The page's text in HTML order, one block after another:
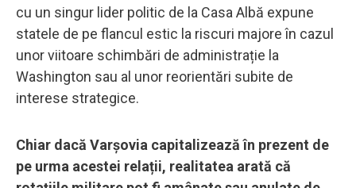
cu un singur lider politic de la Casa Albă expune
statele de pe flancul estic la riscuri majore în cazul
unor viitoare schimbări de administrație la
Washington sau al unor reorientări subite de
interese strategice.
Chiar dacă Varșovia capitalizează în prezent de
pe urma acestei relații, realitatea arată că